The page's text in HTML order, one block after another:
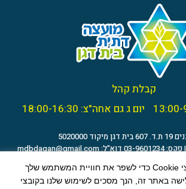
קבלת קהל
יום ג גם אחה"צ: 18:00-16:30
5020000
mdbdagan@gmail.com
אנו משתמשים בקובצי Cookie כדי לשפר את חוויית המשתמש שלך
באתר זה, הנך מסכים לשימוש שלנו בקובצי